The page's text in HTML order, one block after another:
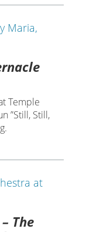
Temple
”Still, Still,
The